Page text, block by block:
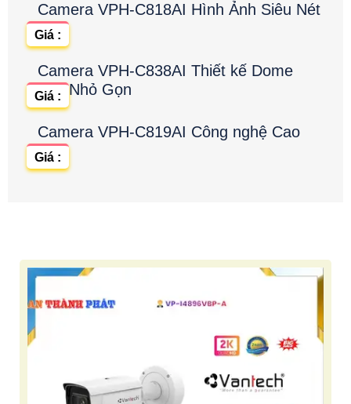
Camera VPH-C818AI Hình Ảnh Siêu Nét
Giá :
Camera VPH-C838AI Thiết kế Dome
Nhỏ Gọn
Giá :
Camera VPH-C819AI Công nghệ Cao
Giá :